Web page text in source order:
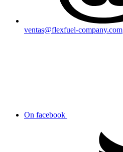
ventas@flexfuel-company.com
On facebook